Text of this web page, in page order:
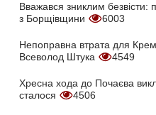
Вважався зниклим безвісти:
з Борщівщини
6003
Непоправна втрата для
Всеволод Штука
4549
Хресна хода до Почаєва
сталося
4506